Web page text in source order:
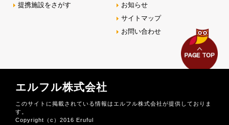
提携施設をさがす
お知らせ
サイトマップ
お問い合わせ
エルフル株式会社
このサイトに掲載されている情報はエルフル株式会社が提供しておりま
す。
Copyright（c）2016 Eruful